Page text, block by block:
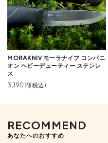
MORAKNIV モーラナイフ コンパニ
オン ヘビーデューティー ステンレ
ス
3,190円(税込)
RECOMMEND
あなたへのおすすめ